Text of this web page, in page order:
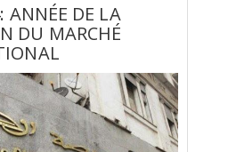
ANNÉE DE LA
DU MARCHÉ